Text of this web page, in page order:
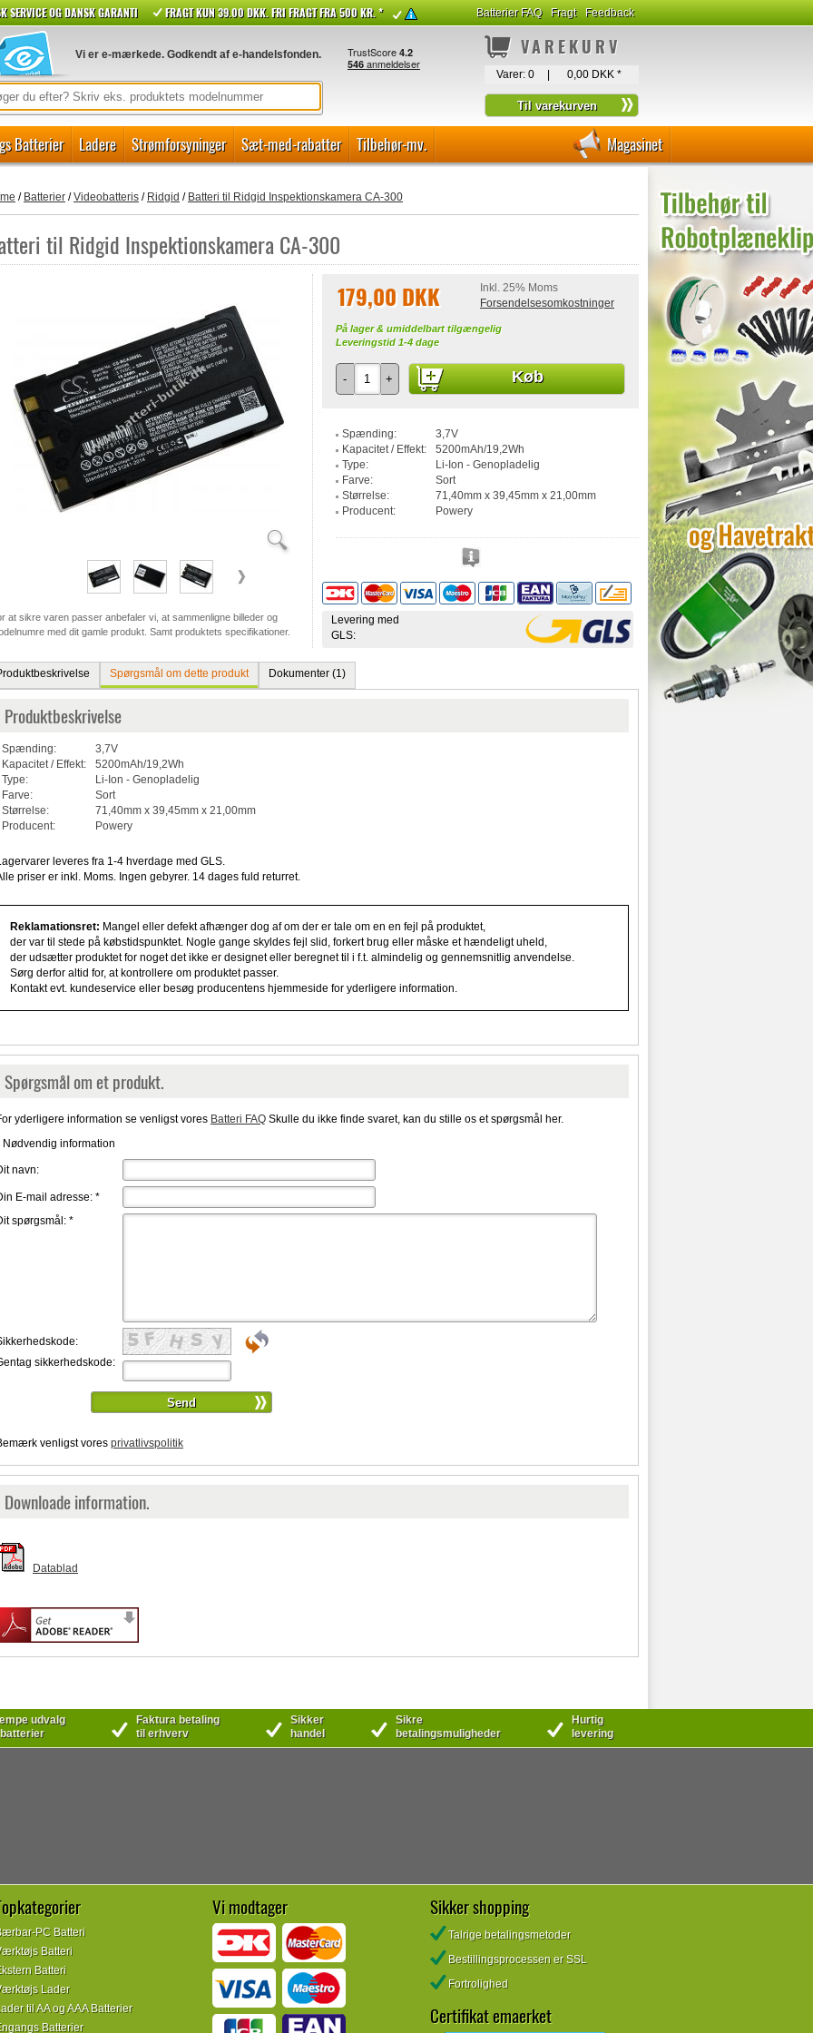
SERVICE OG DANSK GARANTI FRAGT KUN 39.00 DKK. FRI FRAGT FRA 500 KR. * Batterier FAQ Fragt Feedback
Vi er e-mærkede. Godkendt af e-handelsfonden. VAREKURV
Varer: 0 0,00 DKK *
Batterier Ladere Strømforsyninger Sæt-med-rabatter Tilbehør-mv. Magasinet
/ Batterier/Videobatteris/ Ridgid / Batteri til Ridgid Inspektionskamera CA-300
til Ridgid Inspektionskamera CA-300
at sikre varen passer anbefaler vi, at sammenligne billeder og
med dit gamle produkt. Samt produktets specifikationer.
179,00 DKK
Inkl. 25% Moms
Forsendelsesomkostninger
På lager & umiddelbart tilgængelig
Leveringstid 1-4 dage
- + Køb
Spænding:
3,7V
Kapacitet / Effekt:
5200mAh/19,2Wh
Type:
Li-Ion - Genopladelig
Farve:
Sort
Størrelse:
71,40mm x 39,45mm x 21,00mm
Producent:
Powery
Levering med
GLS:
Spørgsmål om dette produkt Dokumenter (1)
Produktbeskrivelse
Spænding:
3,7V
Kapacitet / Effekt:
5200mAh/19,2Wh
Type:
Li-Ion - Genopladelig
Farve:
Sort
Størrelse:
71,40mm x 39,45mm x 21,00mm
Producent:
Powery
leveres fra 1-4 hverdage med GLS.
priser er inkl. Moms. Ingen gebyrer. 14 dages fuld returret.
Reklamationsret: Mangel eller defekt afhænger dog af om der er tale om en en fejl på produktet,
der var til stede på købstidspunktet. Nogle gange skyldes fejl slid, forkert brug eller måske et hændeligt uheld,
der udsætter produktet for noget det ikke er designet eller beregnet til i f.t. almindelig og gennemsnitlig anvendelse.
Sørg derfor altid for, at kontrollere om produktet passer.
Kontakt evt. kundeservice eller besøg producentens hjemmeside for yderligere information.
Spørgsmål om et produkt.
yderligere information se venligst vores Batteri FAQSkulle du ikke finde svaret, kan du stille os et spørgsmål her.
Nødvendig information
navn:
E-mail adresse: *
spørgsmål: *
sikkerhedskode:
venligst vores privatlivspolitik
Downloade information.
Datablad
udvalg
Faktura betaling
til erhverv
Sikker
handel
Sikre
betalingsmuligheder
Hurtig
levering
PC Batteri
Batteri
Batteri
Lader
til AA og AAA Batterier
Batterier
Vi modtager Sikker shopping
Talrige betalingsmetoder
Bestillingsprocessen er SSL
Fortrolighed
Certifikat emaerket